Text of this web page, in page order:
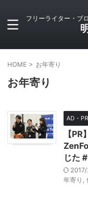
フリーライター・ブ
HOME > お年寄り
お年寄り
AD・PR
【
じた
年寄り